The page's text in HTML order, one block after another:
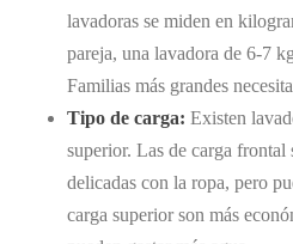
lavadoras se miden en
pareja, una lavadora de 6-7
Familias más grandes
Tipo de carga: Existen
superior. Las de carga frontal
delicadas con la ropa, pero
carga superior son más